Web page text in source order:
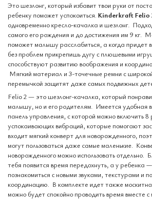
Это шезлонг, который избавит твои руки от
ребенку поможет успокоиться. Kinderkraft Felio
одновременно кресло-качалка и шезлонг.
самого его рождения и до достижения им 9 кг.
поможет малышу расслабиться, а когда придет
без проблем прикрепишь дугу с плюшевыми
способствуют развитию воображения и
Мягкий материал и 3-точечные ремни с
перемычкой защитят даже самых подвижных
Felio 2 — это шезлонг-качалка, который
малышу, но и его родителям. Имеется удобная
панель управления, с которой можно включить 8
успокаивающих вибраций, которые помогают
входит мягкий конверт для новорожденного,
могут пользоваться даже самые маленькие.
новорожденного можно использовать отдельно.
тебя появится время передохнуть, а у ребенка
познакомиться с новыми звуками, текстурами и
координацию. В комплекте идет также
можно будет спокойно проводить время вместе